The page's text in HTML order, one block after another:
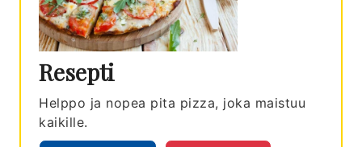
Resepti
Helppo ja nopea pita pizza, joka maistuu
kaikille.